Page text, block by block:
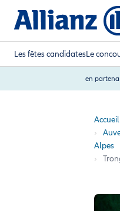
Les fêtes candidatesLe
en
Accueil
Alpes